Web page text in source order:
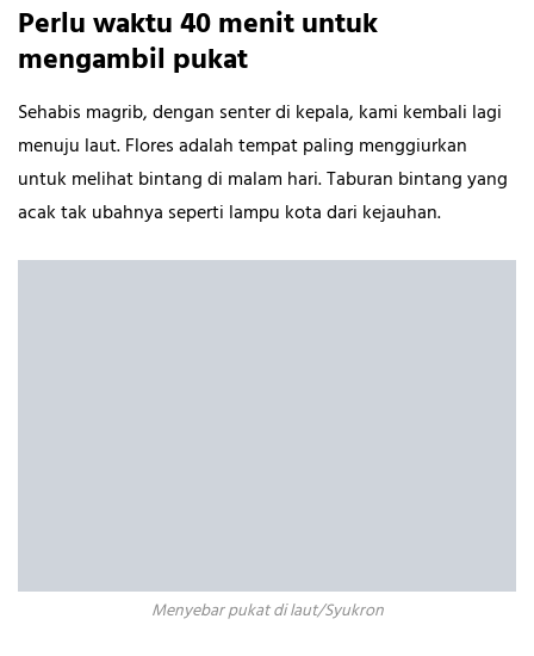
Perlu waktu 40 menit untuk
mengambil pukat
Sehabis magrib, dengan senter di kepala, kami kembali lagi
menuju laut. Flores adalah tempat paling menggiurkan
untuk melihat bintang di malam hari. Taburan bintang yang
acak tak ubahnya seperti lampu kota dari kejauhan.
Menyebar pukat di laut/Syukron